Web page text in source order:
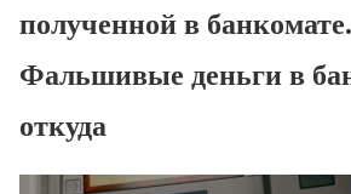
полученной в банкомате.
Фальшивые деньги в
откуда